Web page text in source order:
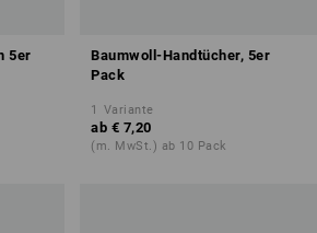
5er
Baumwoll-Handtücher, 5er
Pack
1 Variante
ab € 7,20
(m. MwSt.) ab 10 Pack